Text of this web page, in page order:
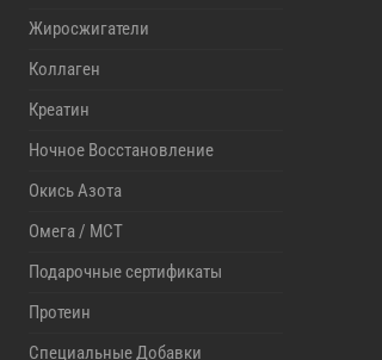
Жиросжигатели
Коллаген
Креатин
Ночное Восстановление
Окись Азота
Омега / MCT
Подарочные сертификаты
Протеин
Специальные Добавки